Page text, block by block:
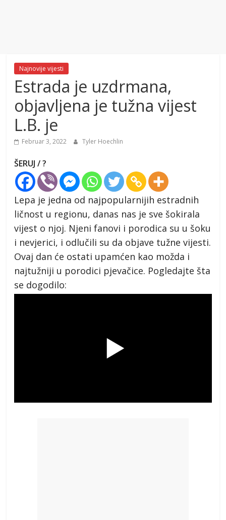
Najnovije vijesti
Estrada je uzdrmana,
objavljena je tužna vijest
L.B. je
Februar 3, 2022 Tyler Hoechlin
ŠERUJ / ?
Lepa je jedna od najpopularnijih estradnih
ličnost u regionu, danas nas je sve šokirala
vijest o njoj. Njeni fanovi i porodica su u šoku
i nevjerici, i odlučili su da objave tužne vijesti.
Ovaj dan će ostati upamćen kao možda i
najtužniji u porodici pjevačice. Pogledajte šta
se dogodilo: